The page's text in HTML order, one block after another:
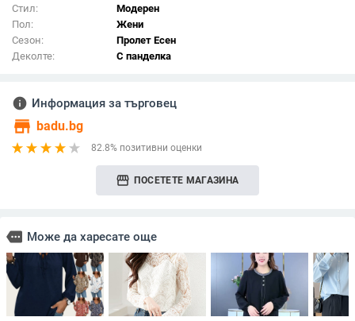
Стил:
Модерен
Пол:
Жени
Сезон:
Пролет Есен
Деколте:
С панделка
info Информация за търговец
store badu.bg
82.8% позитивни оценки
storefront ПОСЕТЕТЕ МАГАЗИНА
more Може да харесате още